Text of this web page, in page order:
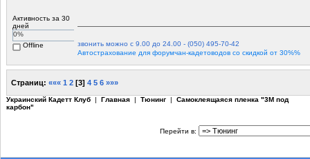
Активность за 30
дней
0%
Offline
звонить можно с 9.00 до 24.00 - (050) 495-70-42
Автострахование для форумчан-кадетоводов со скидкой от 30%%
Страниц: ««« 1 2 [3] 4 5 6 »»»
Украинский Кадетт Клуб | Главная | Тюнинг | Самоклеящаяся пленка "3М под
карбон"
Перейти в: